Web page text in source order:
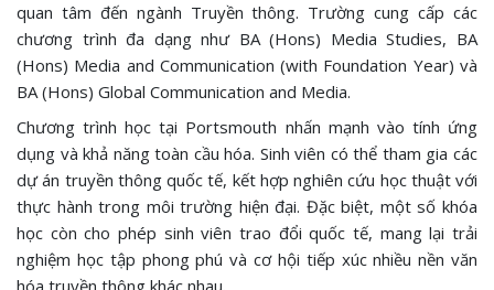
quan tâm đến ngành Truyền thông. Trường cung cấp các
chương trình đa dạng như BA (Hons) Media Studies, BA
(Hons) Media and Communication (with Foundation Year) và
BA (Hons) Global Communication and Media.
Chương trình học tại Portsmouth nhấn mạnh vào tính ứng
dụng và khả năng toàn cầu hóa. Sinh viên có thể tham gia các
dự án truyền thông quốc tế, kết hợp nghiên cứu học thuật với
thực hành trong môi trường hiện đại. Đặc biệt, một số khóa
học còn cho phép sinh viên trao đổi quốc tế, mang lại trải
nghiệm học tập phong phú và cơ hội tiếp xúc nhiều nền văn
hóa truyền thông khác nhau.